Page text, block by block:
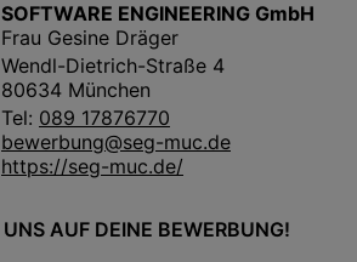
SOFTWARE ENGINEERING GmbH
Frau Gesine Dräger
Wendl-Dietrich-Straße 4
80634 München
Tel: 089 17876770
bewerbung@seg-muc.de
https://seg-muc.de/
AUF DEINE BEWERBUNG!